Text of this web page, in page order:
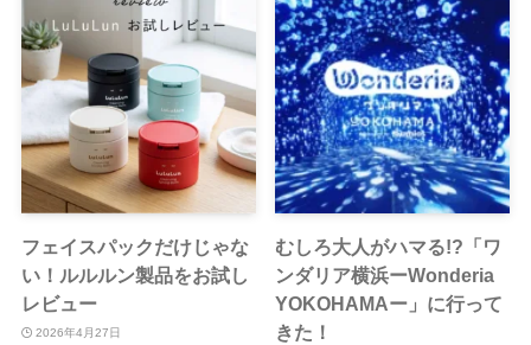
フェイスパックだけじゃな
い！ルルルン製品をお試し
レビュー
2026年4月27日
むしろ大人がハマる!?「ワ
ンダリア横浜ーWonderia
YOKOHAMAー」に行って
きた！